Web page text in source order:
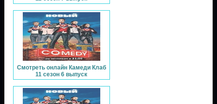
Смотреть онлайн Камеди Клаб
11 сезон 6 выпуск